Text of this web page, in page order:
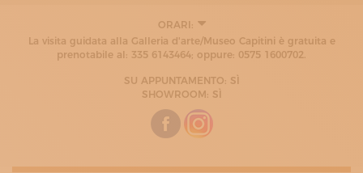
ORARI:
La visita guidata alla Galleria d'arte/Museo Capitini è gratuita e
prenotabile al: 335 6143464; oppure: 0575 1600702.
SU APPUNTAMENTO: SÌ
SHOWROOM: SÌ